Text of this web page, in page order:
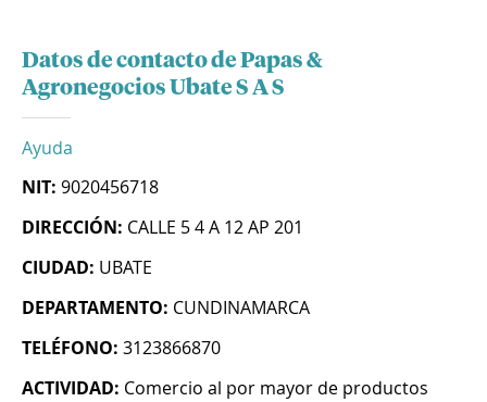
Datos de contacto de Papas &
Agronegocios Ubate S A S
Ayuda
NIT: 9020456718
DIRECCIÓN: CALLE 5 4 A 12 AP 201
CIUDAD: UBATE
DEPARTAMENTO: CUNDINAMARCA
TELÉFONO: 3123866870
ACTIVIDAD: Comercio al por mayor de productos